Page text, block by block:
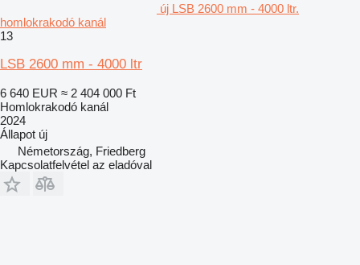
új LSB 2600 mm - 4000 ltr.
homlokrakodó kanál
13
LSB 2600 mm - 4000 ltr
6 640 EUR ≈ 2 404 000 Ft
Homlokrakodó kanál
2024
Állapot új
Németország, Friedberg
Kapcsolatfelvétel az eladóval